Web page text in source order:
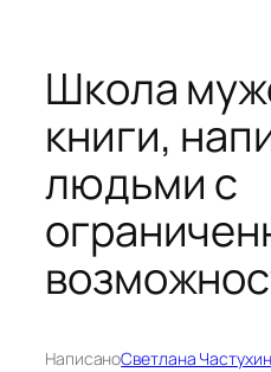
Школа
книги,
людьми с
НаписаноСветлана